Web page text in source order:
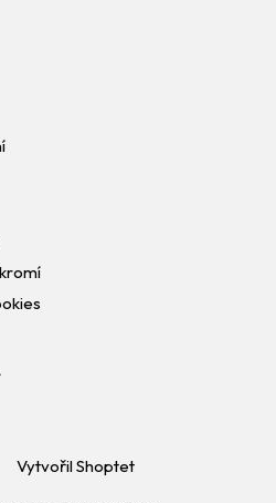
Vytvořil Shoptet